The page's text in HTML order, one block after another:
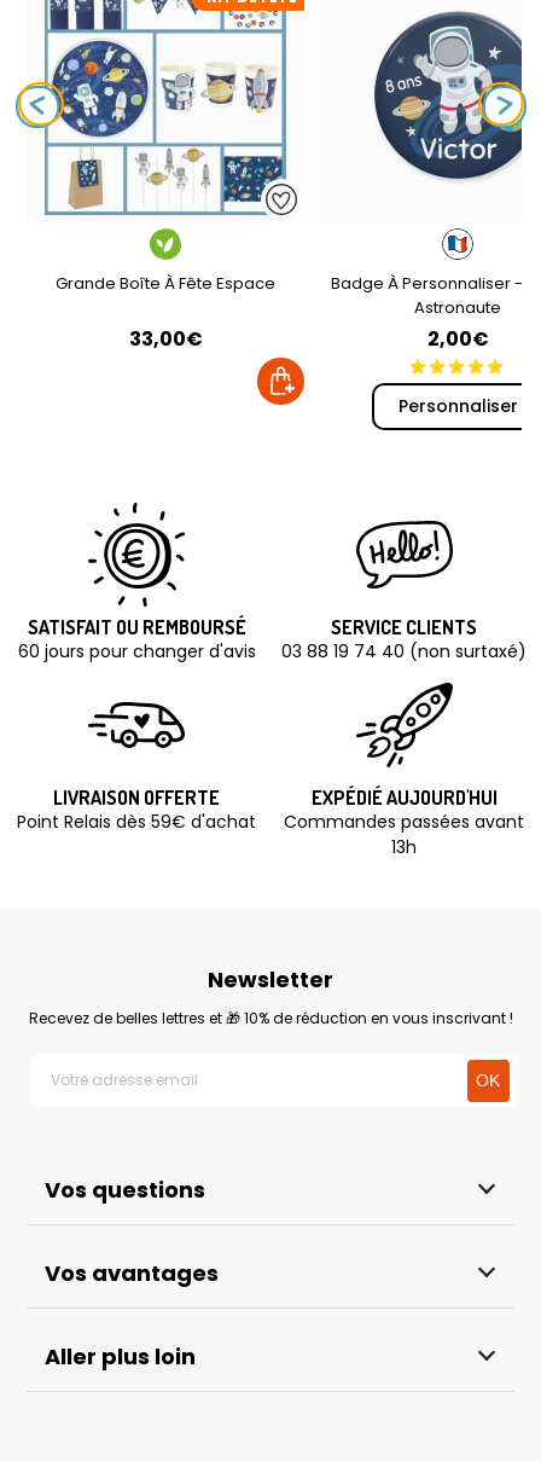
Grande Boîte À Fête Espace
33,00€
Badge À Personnaliser -
Astronaute
2,00€
Personnaliser
SATISFAIT OU REMBOURSÉ
60 jours pour changer d'avis
SERVICE CLIENTS
03 88 19 74 40 (non surtaxé)
LIVRAISON OFFERTE
Point Relais dès 59€ d'achat
EXPÉDIÉ AUJOURD'HUI
Commandes passées avant
13h
Vos questions
Vos avantages
Aller plus loin
Newsletter
Recevez de belles lettres et 🎁 10% de réduction en vous inscrivant !